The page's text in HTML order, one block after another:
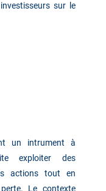
sur le
un intrument à
exploiter des
actions tout en
Le contexte